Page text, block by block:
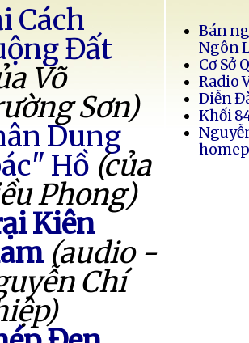
Cách
Đất
Võ
Sơn)
Dung
Hồ (của
Phong)
Kiên
(audio -
Chí
Bán
Ngôn
Cơ Sở
Radio
Diễn
Khối